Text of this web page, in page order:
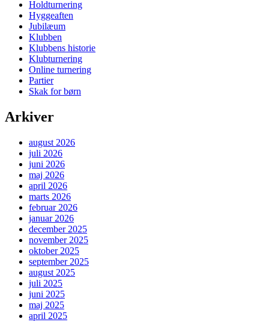
Holdturnering
Hyggeaften
Jubilæum
Klubben
Klubbens historie
Klubturnering
Online turnering
Partier
Skak for børn
Arkiver
august 2026
juli 2026
juni 2026
maj 2026
april 2026
marts 2026
februar 2026
januar 2026
december 2025
november 2025
oktober 2025
september 2025
august 2025
juli 2025
juni 2025
maj 2025
april 2025